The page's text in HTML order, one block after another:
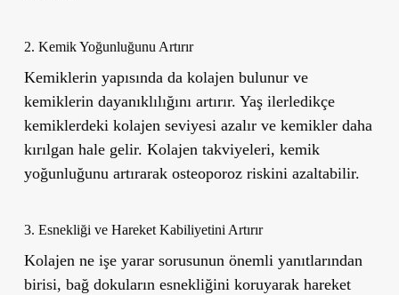
2. Kemik Yoğunluğunu Artırır
Kemiklerin yapısında da kolajen bulunur ve
kemiklerin dayanıklılığını artırır. Yaş ilerledikçe
kemiklerdeki kolajen seviyesi azalır ve kemikler daha
kırılgan hale gelir. Kolajen takviyeleri, kemik
yoğunluğunu artırarak osteoporoz riskini azaltabilir.
3. Esnekliği ve Hareket Kabiliyetini Artırır
Kolajen ne işe yarar sorusunun önemli yanıtlarından
birisi, bağ dokuların esnekliğini koruyarak hareket